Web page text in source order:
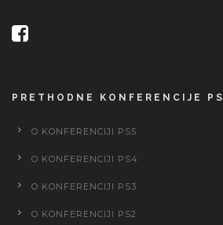
PRETHODNE KONFERENCIJE PS
O KONFERENCIJI PS5
O KONFERENCIJI PS4
O KONFERENCIJI PS3
O KONFERENCIJI PS2